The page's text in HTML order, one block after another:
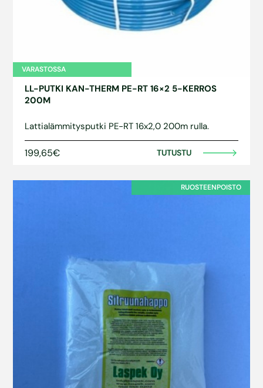
VARASTOSSA
LL-PUTKI KAN-THERM PE-RT 16×2 5-KERROS
200M
Lattialämmitysputki PE-RT 16x2,0 200m rulla.
199,65€ TUTUSTU
RUOSTEENPOISTO